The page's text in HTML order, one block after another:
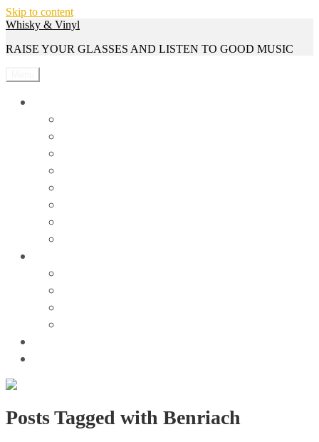
Skip to content
Whisky & Vinyl
RAISE YOUR GLASSES AND LISTEN TO GOOD MUSIC
Posts Tagged with Benriach